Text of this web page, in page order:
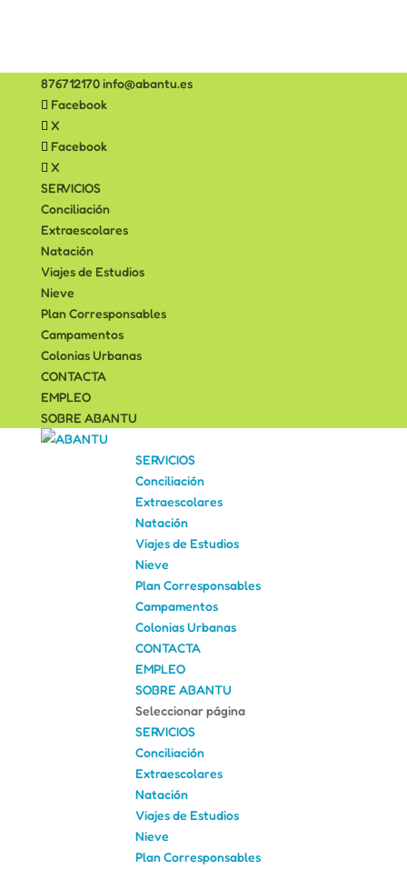
876712170info@abantu.es
Facebook
X
Facebook
X
SERVICIOS
Conciliación
Extraescolares
Natación
Viajes de Estudios
Nieve
Plan Corresponsables
Campamentos
Colonias Urbanas
CONTACTA
EMPLEO
SOBRE ABANTU
SERVICIOS
Conciliación
Extraescolares
Natación
Viajes de Estudios
Nieve
Plan Corresponsables
Campamentos
Colonias Urbanas
CONTACTA
EMPLEO
SOBRE ABANTU
Seleccionar página
SERVICIOS
Conciliación
Extraescolares
Natación
Viajes de Estudios
Nieve
Plan Corresponsables